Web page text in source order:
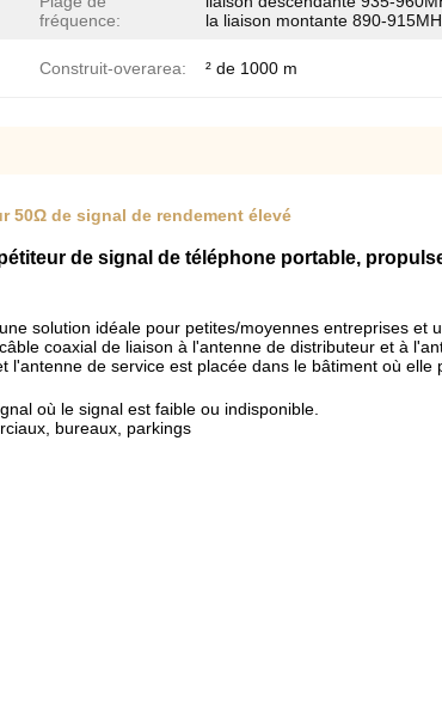
fréquence:
la liaison montante 890-
Construit-overarea: ² de 1000 m
50Ω de signal de rendement élevé
de signal de téléphone portable,
solution idéale pour petites/moyennes entreprises et
coaxial de liaison à l'antenne de distributeur et à
de service est placée dans le bâtiment où
où le signal est faible ou indisponible.
bureaux, parkings